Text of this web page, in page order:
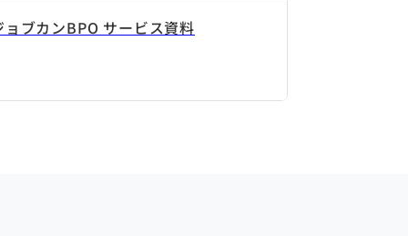
ョブカンBPO サービス資料